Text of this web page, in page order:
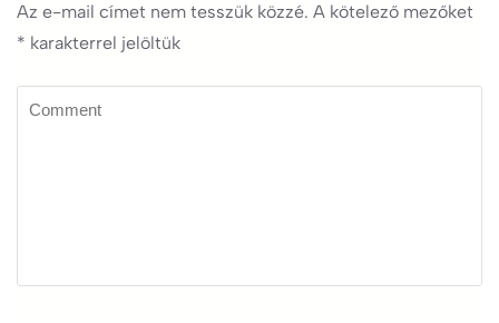
Az e-mail címet nem tesszük közzé. A kötelező mezőket
* karakterrel jelöltük
Comment